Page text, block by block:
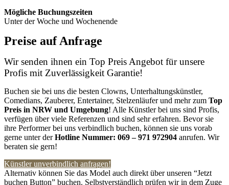
Mögliche Buchungszeiten
Unter der Woche und Wochenende
Preise auf Anfrage
Wir senden ihnen ein Top Preis Angebot für unsere
Profis mit Zuverlässigkeit Garantie!
Buchen sie bei uns die besten Clowns, Unterhaltungskünstler,
Comedians, Zauberer, Entertainer, Stelzenläufer und mehr zum Top
Preis in NRW und Umgebung! Alle Künstler bei uns sind Profis,
verfügen über viele Referenzen und sind sehr erfahren. Bevor sie
ihre Performer bei uns verbindlich buchen, können sie uns vorab
gerne unter derHotline Nummer: 069 – 971 972904 anrufen. Wir
beraten sie gern!
Künstler unverbindlich anfragen!
Alternativ können Sie das Model auch direkt über unseren “Jetzt
buchen Button” buchen. Selbstverständlich prüfen wir in dem Zuge